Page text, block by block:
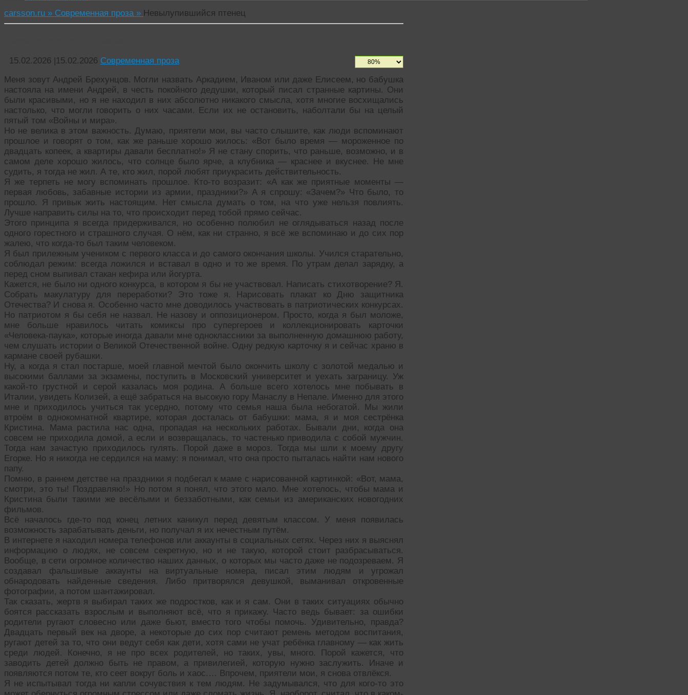
carsson.ru » Современная проза » Невылупившийся птенец
15.02.2026 |15.02.2026 Современная проза
Меня зовут Андрей Брехунцов. Могли назвать Аркадием, Иваном или даже Елисеем, но бабушка
настояла на имени Андрей, в честь покойного дедушки, который писал странные картины. Они
были красивыми, но я не находил в них абсолютно никакого смысла, хотя многие восхищались
настолько, что могли говорить о них часами. Если их не остановить, наболтали бы на целый
пятый том «Войны и мира».
Но не велика в этом важность. Думаю, приятели мои, вы часто слышите, как люди вспоминают
прошлое и говорят о том, как же раньше хорошо жилось: «Вот было время — мороженное по
двадцать копеек, а квартиры давали бесплатно!» Я не стану спорить, что раньше, возможно, и в
самом деле хорошо жилось, что солнце было ярче, а клубника — краснее и вкуснее. Не мне
судить, я тогда не жил. А те, кто жил, порой любят приукрасить действительность.
Я же терпеть не могу вспоминать прошлое. Кто-то возразит: «А как же приятные моменты —
первая любовь, забавные истории из армии, праздники?» А я спрошу: «Зачем?» Что было, то
прошло. Я привык жить настоящим. Нет смысла думать о том, на что уже нельзя повлиять.
Лучше направить силы на то, что происходит перед тобой прямо сейчас.
Этого принципа я всегда придерживался, но особенно полюбил не оглядываться назад после
одного горестного и страшного случая. О нём, как ни странно, я всё же вспоминаю и до сих пор
жалею, что когда-то был таким человеком.
Я был прилежным учеником с первого класса и до самого окончания школы. Учился старательно,
соблюдал режим: всегда ложился и вставал в одно и то же время. По утрам делал зарядку, а
перед сном выпивал стакан кефира или йогурта.
Кажется, не было ни одного конкурса, в котором я бы не участвовал. Написать стихотворение? Я.
Собрать макулатуру для переработки? Это тоже я. Нарисовать плакат ко Дню защитника
Отечества? И снова я. Особенно часто мне доводилось участвовать в патриотических конкурсах.
Но патриотом я бы себя не назвал. Не назову и оппозиционером. Просто, когда я был моложе,
мне больше нравилось читать комиксы про супергероев и коллекционировать карточки
«Человека-паука», которые иногда давали мне одноклассники за выполненную домашнюю работу,
чем слушать истории о Великой Отечественной войне. Одну редкую карточку я и сейчас храню в
кармане своей рубашки.
Ну, а когда я стал постарше, моей главной мечтой было окончить школу с золотой медалью и
высокими баллами за экзамены, поступить в Московский университет и уехать заграницу. Уж
какой-то грустной и серой казалась моя родина. А больше всего хотелось мне побывать в
Италии, увидеть Колизей, а ещё забраться на высокую гору Манаслу в Непале. Именно для этого
мне и приходилось учиться так усердно, потому что семья наша была небогатой. Мы жили
втроём в однокомнатной квартире, которая досталась от бабушки: мама, я и моя сестрёнка
Кристина. Мама растила нас одна, пропадая на нескольких работах. Бывали дни, когда она
совсем не приходила домой, а если и возвращалась, то частенько приводила с собой мужчин.
Тогда нам зачастую приходилось гулять. Порой даже в мороз. Тогда мы шли к моему другу
Егорке. Но я никогда не сердился на маму: я понимал, что она просто пыталась найти нам нового
папу.
Помню, в раннем детстве на праздники я подбегал к маме с нарисованной картинкой: «Вот, мама,
смотри, это ты! Поздравляю!» Но потом я понял, что этого мало. Мне хотелось, чтобы мама и
Кристина были такими же весёлыми и беззаботными, как семьи из американских новогодних
фильмов.
Всё началось где-то под конец летних каникул перед девятым классом. У меня появилась
возможность зарабатывать деньги, но получал я их нечестным путём.
В интернете я находил номера телефонов или аккаунты в социальных сетях. Через них я выяснял
информацию о людях, не совсем секретную, но и не такую, которой стоит разбрасываться.
Вообще, в сети огромное количество наших данных, о которых мы часто даже не подозреваем. Я
создавал фальшивые аккаунты на виртуальные номера, писал этим людям и угрожал
обнародовать найденные сведения. Либо притворялся девушкой, выманивал откровенные
фотографии, а потом шантажировал.
Так сказать, жертв я выбирал таких же подростков, как и я сам. Они в таких ситуациях обычно
боятся рассказать взрослым и выполняют всё, что я прикажу. Часто ведь бывает: за ошибки
родители ругают словесно или даже бьют, вместо того чтобы помочь. Удивительно, правда?
Двадцать первый век на дворе, а некоторые до сих пор считают ремень методом воспитания,
ругают детей за то, что они ведут себя как дети, хотя сами не учат ребёнка главному — как жить
среди людей. Конечно, я не про всех родителей, но таких, увы, много. Порой кажется, что
заводить детей должно быть не правом, а привилегией, которую нужно заслужить. Иначе и
появляются потом те, кто сеет вокруг боль и хаос.… Впрочем, приятели мои, я снова отвлёкся.
Я не испытывал тогда ни капли сочувствия к тем людям. Не задумывался, что для кого-то это